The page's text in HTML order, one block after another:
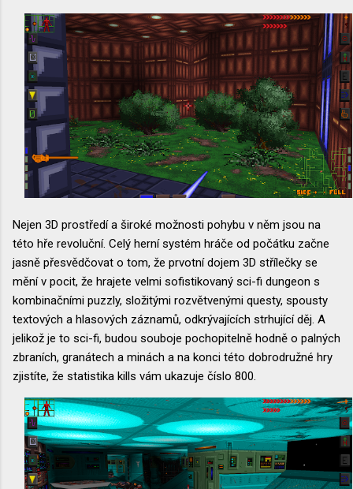
Nejen 3D prostředí a široké možnosti pohybu v něm jsou na
této hře revoluční. Celý herní systém hráče od počátku začne
jasně přesvědčovat o tom, že prvotní dojem 3D střílečky se
mění v pocit, že hrajete velmi sofistikovaný sci-fi dungeon s
kombinačními puzzly, složitými rozvětvenými questy, spousty
textových a hlasových záznamů, odkrývajících strhující děj. A
jelikož je to sci-fi, budou souboje pochopitelně hodně o palných
zbraních, granátech a minách a na konci této dobrodružné hry
zjistíte, že statistika kills vám ukazuje číslo 800.